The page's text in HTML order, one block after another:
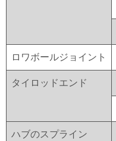
ロワボールジョイント
タイロッドエンド
ハブのスプライン